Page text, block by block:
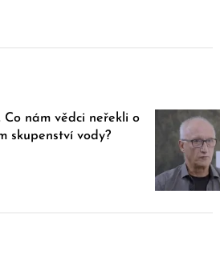
Co nám vědci neřekli o
skupenství vody?